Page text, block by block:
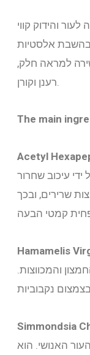
והידוק קווי
אלסטיות
למראה חלק,
The main
Acetyl
עיכוב שחרור
שרירים, ובכך
Hamamelis
והמכווצות.
Simmondsia
האנושי. הוא